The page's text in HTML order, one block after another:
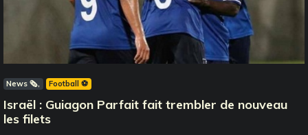
News 🗞️ Football ⚽️
Israël : Guiagon Parfait fait trembler de nouveau
les filets